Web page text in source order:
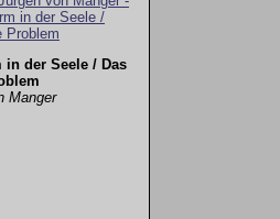
in der Seele / Das
Manger